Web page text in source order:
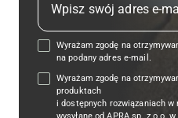
Wyrażam zgodę na
na podany adres e-mail.
Wyrażam zgodę na
produktach
i dostępnych rozwiązaniach
wysyłane od APRA sp. z o.o.